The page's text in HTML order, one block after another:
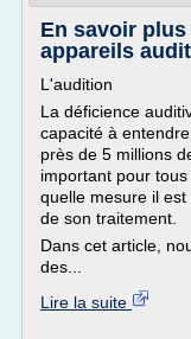
En savoir
appareils
L'audition
La déficience
capacité à
près de 5 millions
important pour
quelle mesure il
de son traitement.
Dans cet article,
des...
Lire la suite